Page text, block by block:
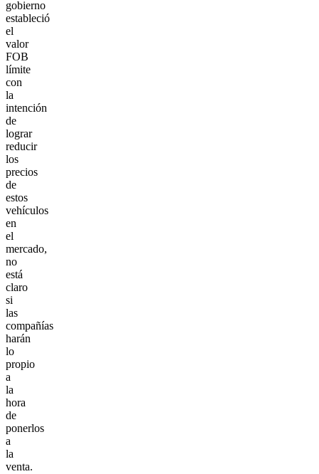
gobierno
estableció
el
valor
FOB
límite
con
la
intención
de
lograr
reducir
los
precios
de
estos
vehículos
en
el
mercado,
no
está
claro
si
las
compañías
harán
lo
propio
a
la
hora
de
ponerlos
a
la
venta.